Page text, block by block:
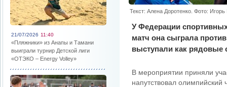
21/07/2026 11:40
«Пляжники» из Анапы и Тамани
выиграли турнир Детской лиги
«ОТЭКО – Energy Volley»
Текст: Алена Доротенко. Фото: Игорь
У Федерации
матч она сыграла
выступали как рядовые
В мероприятии приняли
напутствовал